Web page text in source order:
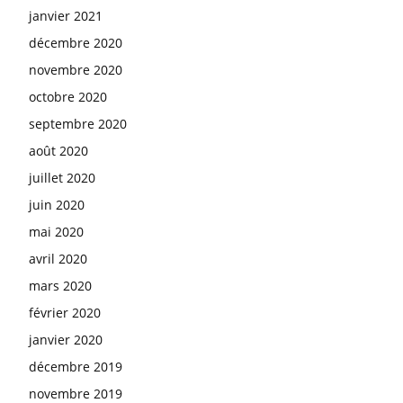
janvier 2021
décembre 2020
novembre 2020
octobre 2020
septembre 2020
août 2020
juillet 2020
juin 2020
mai 2020
avril 2020
mars 2020
février 2020
janvier 2020
décembre 2019
novembre 2019